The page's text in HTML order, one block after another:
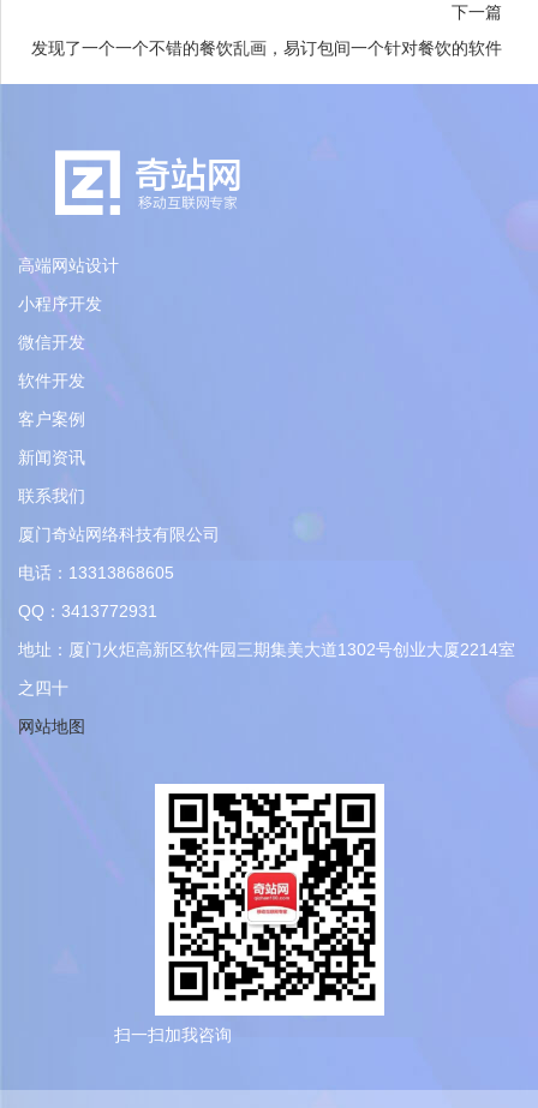
下一篇
发现了一个一个不错的餐饮乱画，易订包间一个针对餐饮的软件
高端网站设计
小程序开发
微信开发
软件开发
客户案例
新闻资讯
联系我们
厦门奇站网络科技有限公司
电话：13313868605
QQ：3413772931
地址：厦门火炬高新区软件园三期集美大道1302号创业大厦2214室
之四十
网站地图
扫一扫加我咨询